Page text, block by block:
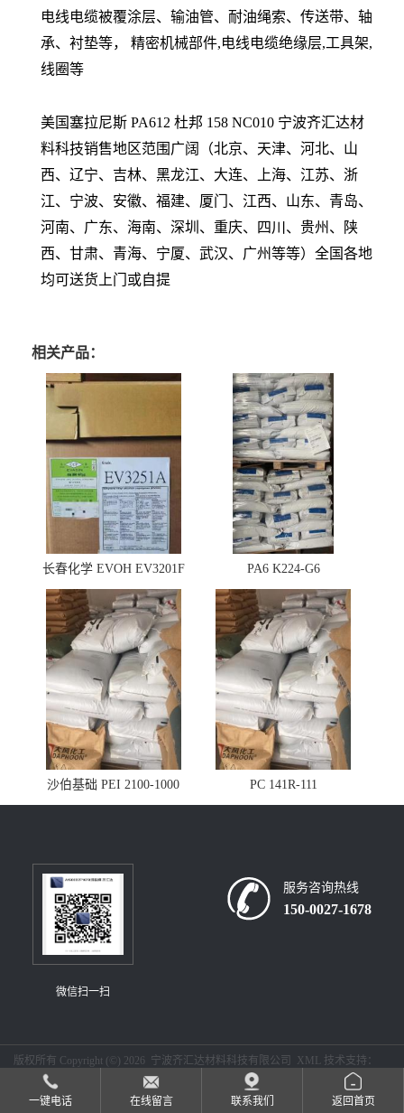
电线电缆被覆涂层、输油管、耐油绳索、传送带、轴
承、衬垫等， 精密机械部件,电线电缆绝缘层,工具架,
线圈等
美国塞拉尼斯 PA612 杜邦 158 NC010 宁波齐汇达材
料科技销售地区范围广阔（北京、天津、河北、山
西、辽宁、吉林、黑龙江、大连、上海、江苏、浙
江、宁波、安徽、福建、厦门、江西、山东、青岛、
河南、广东、海南、深圳、重庆、四川、贵州、陕
西、甘肃、青海、宁厦、武汉、广州等等）全国各地
均可送货上门或自提
相关产品：
长春化学 EVOH EV3201F PA6 K224-G6
沙伯基础 PEI 2100-1000 PC 141R-111
微信扫一扫
服务咨询热线
150-0027-1678
版权所有 Copyright (©) 2026 宁波齐汇达材料科技有限公司 XML
技术支持：
盖德化工网
一键电话
在线留言 联系我们 返回首页